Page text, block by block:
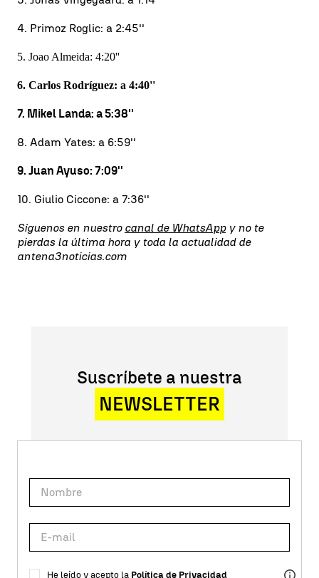
4. Primoz Roglic: a 2:45''
5. Joao Almeida: 4:20''
6. Carlos Rodríguez: a 4:40''
7. Mikel Landa: a 5:38''
8. Adam Yates: a 6:59''
9. Juan Ayuso: 7:09''
10. Giulio Ciccone: a 7:36''
Síguenos en nuestro canal de WhatsAppy no te
pierdas la última hora y toda la actualidad de
antena3noticias.com
Suscríbete a nuestra
NEWSLETTER
He leído y acepto la Política de Privacidad